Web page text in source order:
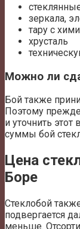
зеркала,
тару с
хрусталь
Можно ли
Бой также
Поэтому прежде
и уточнить
суммы бой
Цена
Боре
Стеклобой
подвергается
меньше.